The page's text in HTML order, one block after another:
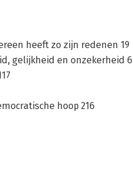
heeft zo zijn redenen 19
gelijkheid en onzekerheid
hoop 216